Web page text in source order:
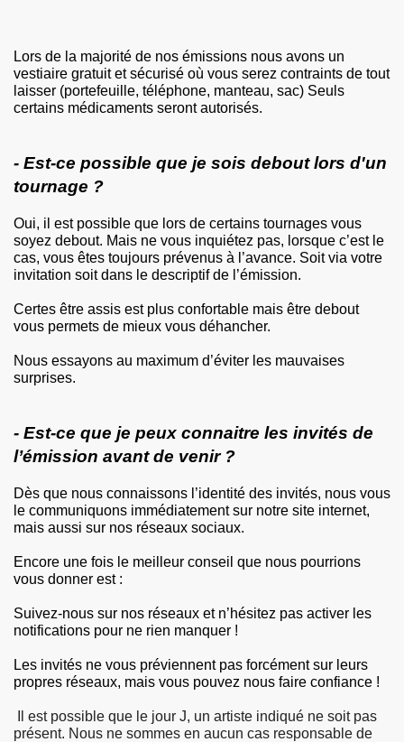
Lors de la majorité de nos émissions nous avons un
vestiaire gratuit et sécurisé où vous serez contraints de tout
laisser (portefeuille, téléphone, manteau, sac) Seuls
certains médicaments seront autorisés.
- Est-ce possible que je sois debout lors d'un
tournage ?
Oui, il est possible que lors de certains tournages vous
soyez debout. Mais ne vous inquiétez pas, lorsque c’est le
cas, vous êtes toujours prévenus à l’avance. Soit via votre
invitation soit dans le descriptif de l’émission.
Certes être assis est plus confortable mais être debout
vous permets de mieux vous déhancher.
Nous essayons au maximum d’éviter les mauvaises
surprises.
- Est-ce que je peux connaitre les invités de
l’émission avant de venir ?
Dès que nous connaissons l’identité des invités, nous vous
le communiquons immédiatement sur notre site internet,
mais aussi sur nos réseaux sociaux.
Encore une fois le meilleur conseil que nous pourrions
vous donner est :
Suivez-nous sur nos réseaux et n’hésitez pas activer les
notifications pour ne rien manquer !
Les invités ne vous préviennent pas forcément sur leurs
propres réseaux, mais vous pouvez nous faire confiance !
Il est possible que le jour J, un artiste indiqué ne soit pas
présent. Nous ne sommes en aucun cas responsable de